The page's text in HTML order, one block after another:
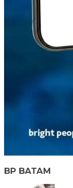
BP BATAM